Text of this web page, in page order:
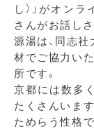
し）」がオン
さんがお話しさ
源湯は、同志社
材でご協力い
所です。
京都には数多
たくさんいま
ためらう性格